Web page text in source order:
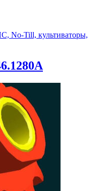
No-Till, культиваторы,